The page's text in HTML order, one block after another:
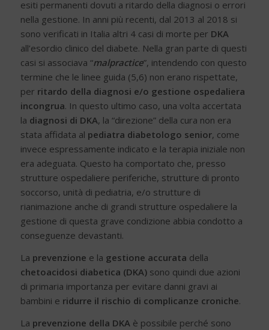
esiti permanenti dovuti a ritardo della diagnosi o errori
nella gestione. In anni più recenti, dal 2013 al 2018 si
sono verificati in Italia altri 4 casi di morte per DKA
all’esordio clinico del diabete. Nella gran parte di questi
casi si associava “malpractice”, intendendo con questo
termine che le linee guida (5,6) non erano rispettate,
per ritardo della diagnosi e/o gestione ospedaliera
incongrua. In questo ultimo caso, una volta accertata
la diagnosi di DKA, la “direzione” della cura non era
stata affidata al pediatra diabetologo senior, come
invece espressamente indicato e la terapia iniziale non
era adeguata. Questo ha comportato che, presso
strutture ospedaliere periferiche, strutture di pronto
soccorso, unità di pediatria, e/o strutture di
rianimazione anche di grandi strutture ospedaliere la
gestione di questa grave condizione abbia condotto a
conseguenze devastanti.
La prevenzione e la gestione accurata della
chetoacidosi diabetica (DKA)sono quindi due azioni
di primaria importanza per evitare danni gravi ai
bambini e ridurre il rischio di complicanze croniche.
La prevenzione della DKA è possibile perché sono